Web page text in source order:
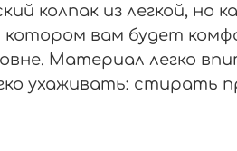
колпак из легкой, но
вам будет
Материал легко
ухаживать: